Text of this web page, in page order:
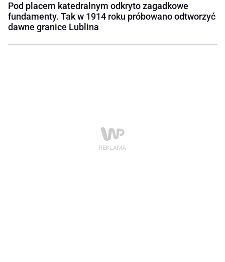
Pod placem katedralnym odkryto zagadkowe
fundamenty. Tak w 1914 roku próbowano odtworzyć
dawne granice Lublina